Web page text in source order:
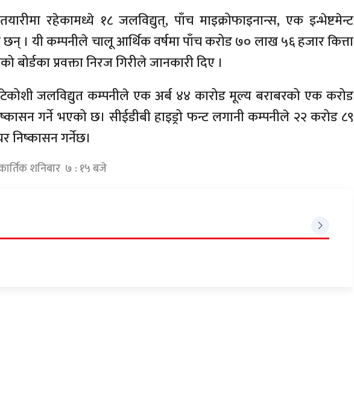
रहेकामध्ये १८ जलविद्युत्, पाँच माइक्रोफाइनान्स, एक इन्भेष्टमेन्ट
। यी कम्पनीले चालू आर्थिक वर्षमा पाँच करोड ७० लाख ५६ हजार कित्ता
बोर्डका प्रवक्ता निरज गिरीले जानकारी दिए ।
जलविद्युत कम्पनीले एक अर्ब ४४ कारोड मूल्य बराबरको एक करोड
गर्ने भएको छ। सीईडीबी हाइड्रो फन्ट लगानी कम्पनीले २२ करोड ८९
निष्कासन गर्नेछ।
शनिबार ७ : १५ बजे